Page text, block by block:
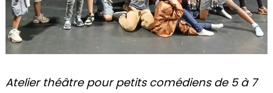
Atelier théâtre pour petits comédiens de 5 à 7